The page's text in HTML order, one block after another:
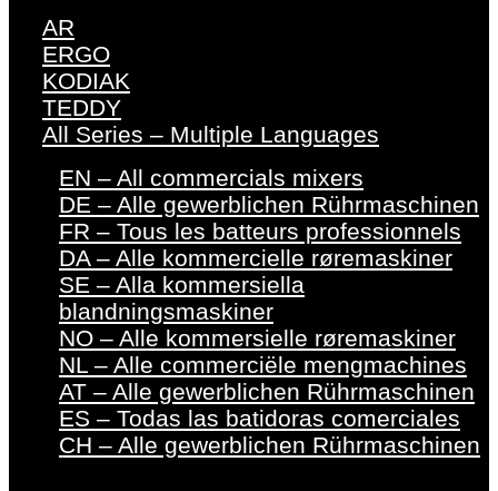
AR
ERGO
KODIAK
TEDDY
All Series – Multiple Languages
EN – All commercials mixers
DE – Alle gewerblichen Rührmaschinen
FR – Tous les batteurs professionnels
DA – Alle kommercielle røremaskiner
SE – Alla kommersiella
blandningsmaskiner
NO – Alle kommersielle røremaskiner
NL – Alle commerciële mengmachines
AT – Alle gewerblichen Rührmaschinen
ES – Todas las batidoras comerciales
CH – Alle gewerblichen Rührmaschinen